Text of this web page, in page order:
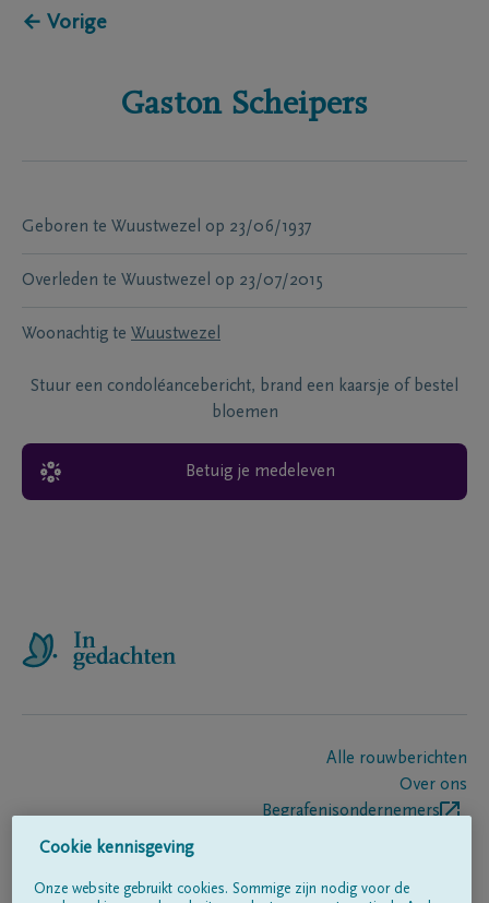
← Vorige
Gaston Scheipers
Geboren te Wuustwezel op 23/06/1937
Overleden te Wuustwezel op 23/07/2015
Woonachtig te Wuustwezel
Stuur een condoléancebericht, brand een kaarsje of bestel
bloemen
Betuig je medeleven
Alle rouwberichten
Over ons
Begrafenisondernemers
Cookie kennisgeving
Onze website gebruikt cookies. Sommige zijn nodig voor de